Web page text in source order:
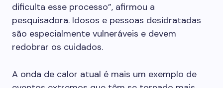
dificulta esse processo”, afirmou a
pesquisadora. Idosos e pessoas desidratadas
são especialmente vulneráveis e devem
redobrar os cuidados.
A onda de calor atual é mais um exemplo de